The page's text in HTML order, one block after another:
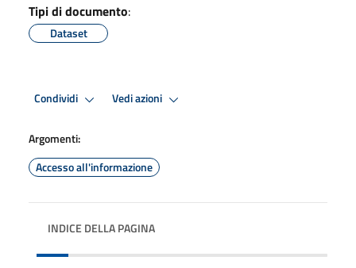
Tipi di documento:
Dataset
Condividi Vedi azioni
Argomenti:
Accesso all'informazione
INDICE DELLA PAGINA